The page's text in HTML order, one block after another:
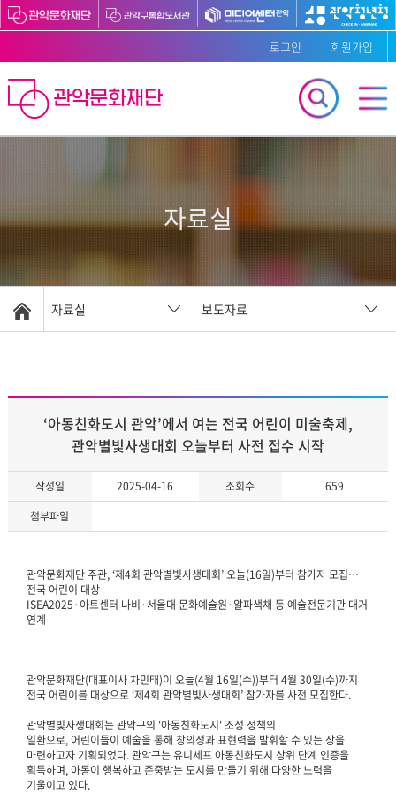
로그인 회원가입
자료실
자료실 보도자료
‘아동친화도시 관악’에서 여는 전국 어린이 미술축제,
관악별빛사생대회 오늘부터 사전 접수 시작
작성일 2025-04-16 조회수
659
첨부파일
관악문화재단 주관, ‘제4회 관악별빛사생대회’ 오늘(16일)부터 참가자 모집…
전국 어린이 대상
ISEA2025·아트센터 나비·서울대 문화예술원·알파색채 등 예술전문기관 대거
연계
관악문화재단(대표이사 차민태)이 오늘(4월 16일(수))부터 4월 30일(수)까지
전국 어린이를 대상으로 ‘제4회 관악별빛사생대회’ 참가자를 사전 모집한다.
관악별빛사생대회는 관악구의 '아동친화도시' 조성 정책의
일환으로, 어린이들이 예술을 통해 창의성과 표현력을 발휘할 수 있는 장을
마련하고자 기획되었다. 관악구는 유니세프 아동친화도시 상위 단계 인증을
획득하며, 아동이 행복하고 존중받는 도시를 만들기 위해 다양한 노력을
기울이고 있다.